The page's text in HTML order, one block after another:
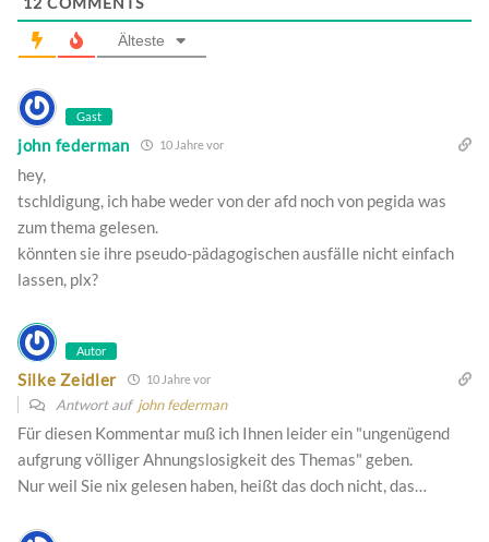
Älteste
Gast
john federman 10 Jahre vor
hey,
tschldigung, ich habe weder von der afd noch von pegida was
zum thema gelesen.
könnten sie ihre pseudo-pädagogischen ausfälle nicht einfach
lassen, plx?
Autor
Silke Zeidler 10 Jahre vor
Antwort auf john federman
Für diesen Kommentar muß ich Ihnen leider ein "ungenügend
aufgrung völliger Ahnungslosigkeit des Themas" geben.
Nur weil Sie nix gelesen haben, heißt das doch nicht, das…